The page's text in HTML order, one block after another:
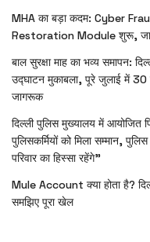
MHA का बड़ा कदम: Cyber
Restoration Module शुरू,
बाल सुरक्षा माह का भव्य समापन:
उद्घाटन मुकाबला, पूरे जुलाई में 30
जागरूक
दिल्ली पुलिस मुख्यालय में आयोजित
पुलिसकर्मियों को मिला सम्मान,
परिवार का हिस्सा रहेंगे”
Mule Account क्या होता है?
समझिए पूरा खेल